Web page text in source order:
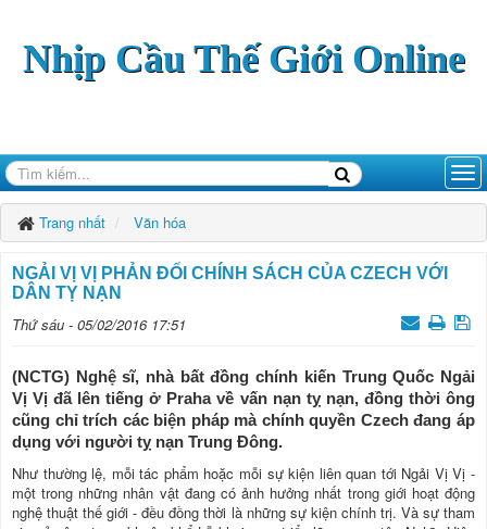
Nhịp Cầu Thế Giới Online
Trang nhất Văn hóa
NGẢI VỊ VỊ PHẢN ĐỐI CHÍNH SÁCH CỦA CZECH VỚI
DÂN TỴ NẠN
Thứ sáu - 05/02/2016 17:51
(NCTG) Nghệ sĩ, nhà bất đồng chính kiến Trung Quốc Ngải
Vị Vị đã lên tiếng ở Praha về vấn nạn tỵ nạn, đồng thời ông
cũng chỉ trích các biện pháp mà chính quyền Czech đang áp
dụng với người tỵ nạn Trung Đông.
Như thường lệ, mỗi tác phẩm hoặc mỗi sự kiện liên quan tới Ngải Vị Vị -
một trong những nhân vật đang có ảnh hưởng nhất trong giới hoạt động
nghệ thuật thế giới - đều đồng thời là những sự kiện chính trị. Và sự tham